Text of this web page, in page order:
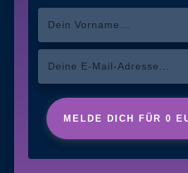
MELDE DICH FÜR 0